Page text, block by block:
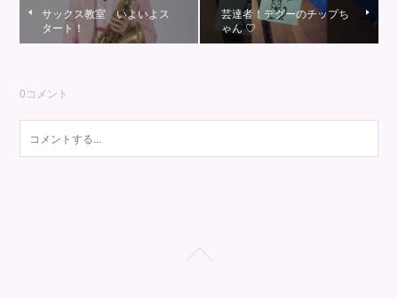
サックス教室 いよいよス
タート！
芸達者！デグーのチップち
ゃん ♡
0コメント